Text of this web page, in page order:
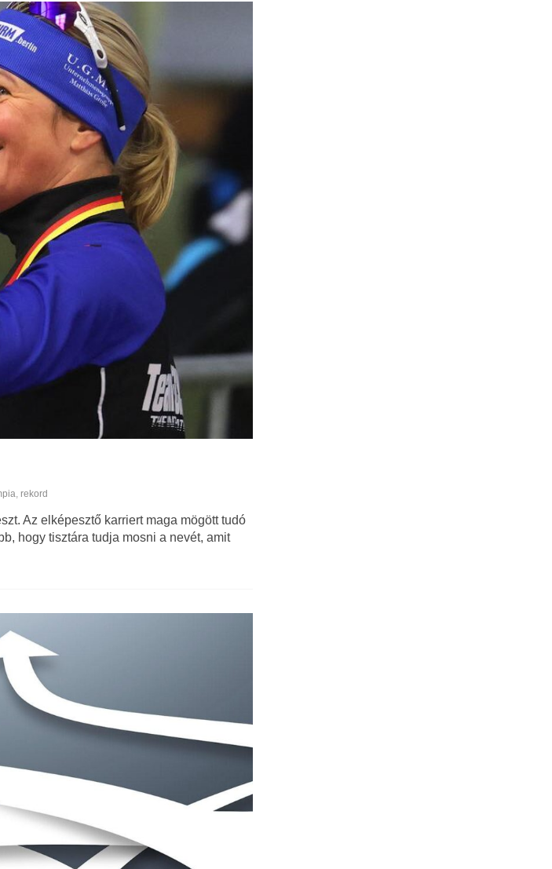
, rekord
Az elképesztő karriert maga mögött tudó
hogy tisztára tudja mosni a nevét, amit